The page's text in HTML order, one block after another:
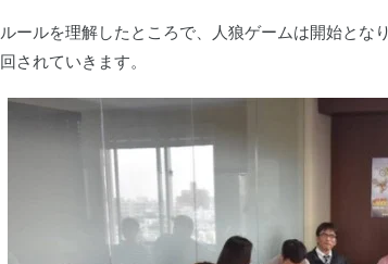
ルールを理解したところで、人狼ゲームは開始と
回されていきます。